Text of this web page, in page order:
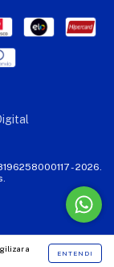
a
ENTENDI
- 2026.